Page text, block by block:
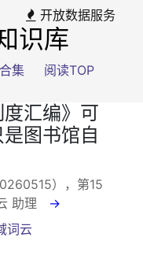
开放数据服务
识库
集
阅读TOP
度汇编》可
图书馆自
），第15
助理
→
词云